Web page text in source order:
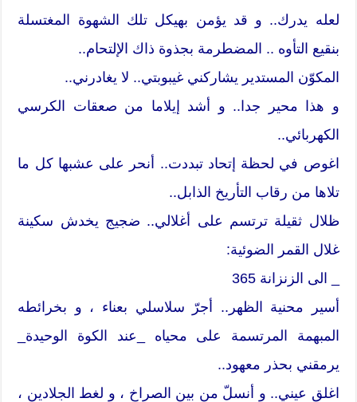
لعله يدرك.. و قد يؤمن بهيكل تلك الشهوة المغتسلة
بنقيع التأوه .. المضطرمة بجذوة ذاك الإلتحام..
المكوّن المستدير يشاركني غيبوبتي.. لا يغادرني..
و هذا محير جدا.. و أشد إيلاما من صعقات الكرسي
الكهربائي..
اغوص في لحظة إتحاد تبددت.. أنحر على عشبها كل ما
تلاها من رقاب التأريخ الذابل..
ظلال ثقيلة ترتسم على أغلالي.. ضجيج يخدش سكينة
غلال القمر الضوئية:
_ الى الزنزانة 365
أسير محنية الظهر.. أجرّ سلاسلي بعناء ، و بخرائطه
المبهمة المرتسمة على محياه _عند الكوة الوحيدة_
يرمقني بحذر معهود..
اغلق عيني.. و أنسلّ من بين الصراخ ، و لغط الجلادين ،